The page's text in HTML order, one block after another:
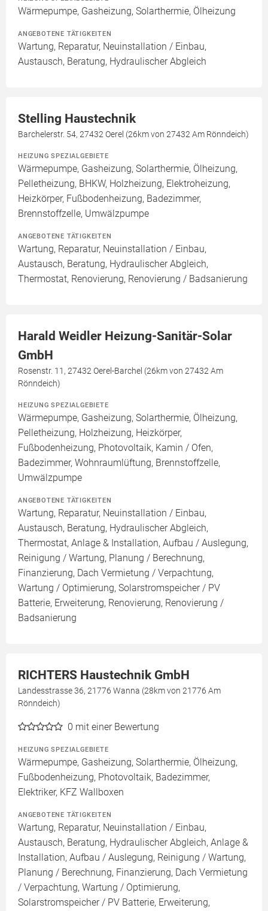
Wärmepumpe, Gasheizung, Solarthermie, Ölheizung
ANGEBOTENE TÄTIGKEITEN
Wartung, Reparatur, Neuinstallation / Einbau,
Austausch, Beratung, Hydraulischer Abgleich
Stelling Haustechnik
Barchelerstr. 54, 27432 Oerel (26km von 27432 Am Rönndeich)
HEIZUNG SPEZIALGEBIETE
Wärmepumpe, Gasheizung, Solarthermie, Ölheizung,
Pelletheizung, BHKW, Holzheizung, Elektroheizung,
Heizkörper, Fußbodenheizung, Badezimmer,
Brennstoffzelle, Umwälzpumpe
ANGEBOTENE TÄTIGKEITEN
Wartung, Reparatur, Neuinstallation / Einbau,
Austausch, Beratung, Hydraulischer Abgleich,
Thermostat, Renovierung, Renovierung / Badsanierung
Harald Weidler Heizung-Sanitär-Solar
GmbH
Rosenstr. 11, 27432 Oerel-Barchel (26km von 27432 Am
Rönndeich)
HEIZUNG SPEZIALGEBIETE
Wärmepumpe, Gasheizung, Solarthermie, Ölheizung,
Pelletheizung, Holzheizung, Heizkörper,
Fußbodenheizung, Photovoltaik, Kamin / Ofen,
Badezimmer, Wohnraumlüftung, Brennstoffzelle,
Umwälzpumpe
ANGEBOTENE TÄTIGKEITEN
Wartung, Reparatur, Neuinstallation / Einbau,
Austausch, Beratung, Hydraulischer Abgleich,
Thermostat, Anlage & Installation, Aufbau / Auslegung,
Reinigung / Wartung, Planung / Berechnung,
Finanzierung, Dach Vermietung / Verpachtung,
Wartung / Optimierung, Solarstromspeicher / PV
Batterie, Erweiterung, Renovierung, Renovierung /
Badsanierung
RICHTERS Haustechnik GmbH
Landesstrasse 36, 21776 Wanna (28km von 21776 Am
Rönndeich)
0 mit einer Bewertung
HEIZUNG SPEZIALGEBIETE
Wärmepumpe, Gasheizung, Solarthermie, Ölheizung,
Fußbodenheizung, Photovoltaik, Badezimmer,
Elektriker, KFZ Wallboxen
ANGEBOTENE TÄTIGKEITEN
Wartung, Reparatur, Neuinstallation / Einbau,
Austausch, Beratung, Hydraulischer Abgleich, Anlage &
Installation, Aufbau / Auslegung, Reinigung / Wartung,
Planung / Berechnung, Finanzierung, Dach Vermietung
/ Verpachtung, Wartung / Optimierung,
Solarstromspeicher / PV Batterie, Erweiterung,